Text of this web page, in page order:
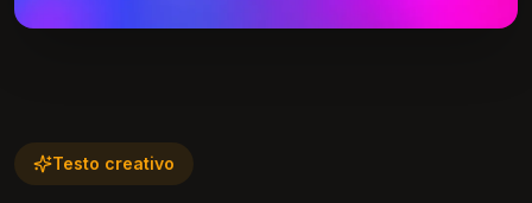
Testo creativo